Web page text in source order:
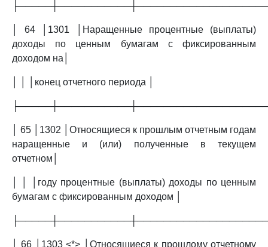
│ 64 │1301 │Наращенные процентные (выплаты)
доходы по ценным бумагам с фиксированным
доходом на│
│ │ │конец отчетного периода │
│ 65 │1302 │Относящиеся к прошлым отчетным годам
наращенные и (или) полученные в текущем
отчетном│
│ │ │году процентные (выплаты) доходы по ценным
бумагам с фиксированным доходом │
│ 66 │1303 <*> │Относящиеся к прошлому отчетному